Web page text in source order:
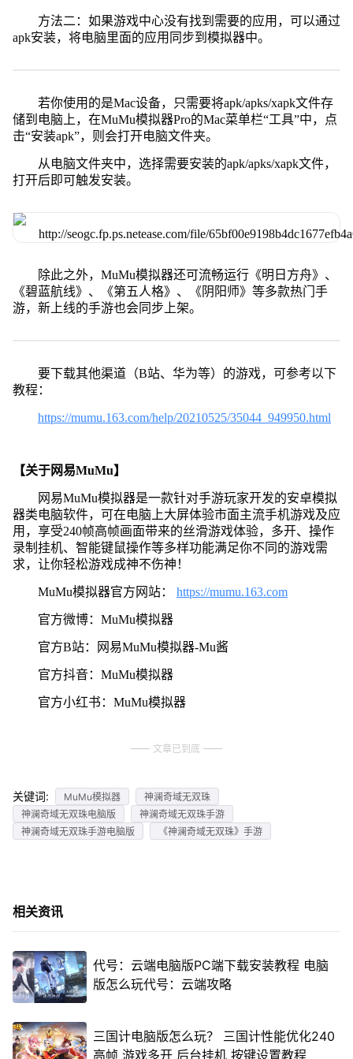
方法二：如果游戏中心没有找到需要的应用，可以通过
apk安装，将电脑里面的应用同步到模拟器中。
若你使用的是Mac设备，只需要将apk/apks/xapk文件存
储到电脑上，在MuMu模拟器Pro的Mac菜单栏“工具”中，点
击“安装apk”，则会打开电脑文件夹。
从电脑文件夹中，选择需要安装的apk/apks/xapk文件，
打开后即可触发安装。
除此之外，MuMu模拟器还可流畅运行《明日方舟》、
《碧蓝航线》、《第五人格》、《阴阳师》等多款热门手
游，新上线的手游也会同步上架。
要下载其他渠道（B站、华为等）的游戏，可参考以下
教程：
https://mumu.163.com/help/20210525/35044_949950.html
【关于网易MuMu】
网易MuMu模拟器是一款针对手游玩家开发的安卓模拟
器类电脑软件，可在电脑上大屏体验市面主流手机游戏及应
用，享受240帧高帧画面带来的丝滑游戏体验，多开、操作
录制挂机、智能键鼠操作等多样功能满足你不同的游戏需
求，让你轻松游戏成神不伤神！
MuMu模拟器官方网站： https://mumu.163.com
官方微博：MuMu模拟器
官方B站：网易MuMu模拟器-Mu酱
官方抖音：MuMu模拟器
官方小红书：MuMu模拟器
文章已到底
关键词: MuMu模拟器
神澜奇域无双珠
神澜奇域无双珠电脑版
神澜奇域无双珠手游
神澜奇域无双珠手游电脑版
《神澜奇域无双珠》手游
相关资讯
代号：云端电脑版PC端下载安装教程 电脑
版怎么玩代号：云端攻略
三国计电脑版怎么玩？ 三国计性能优化240
高帧 游戏多开 后台挂机 按键设置教程